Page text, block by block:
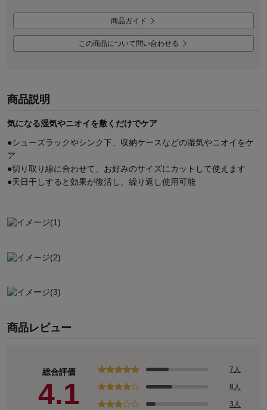
商品ガイド
この商品について問い合わせる
商品説明
気になる湿気やニオイを敷くだけでケア
●シューズラックやシンク下、収納ケースなどの湿気やニオイをケ
ア
●切り取り線に合わせて、お好みのサイズにカットして使えます
●天日干しすると効果が復活し、繰り返し使用可能
商品レビュー
総合評価
4.1
7人
8人
3人